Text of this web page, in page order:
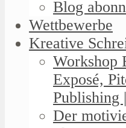
Blog
Wettbewerbe
Kreative
Workshop
Exposé,
Publishing
Der